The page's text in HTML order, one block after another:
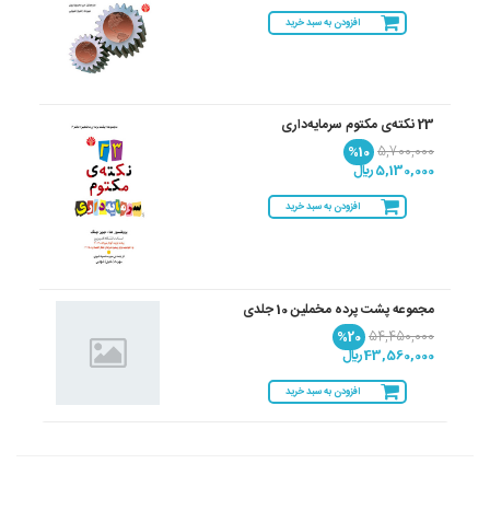
افزودن به سبد خرید
23 نکته‌ی مکتوم سرمایه‌داری
5,700,000
%10
5,130,000 ريال
افزودن به سبد خرید
مجموعه پشت پرده مخملین 10 جلدی
54,450,000
%20
43,560,000 ريال
افزودن به سبد خرید